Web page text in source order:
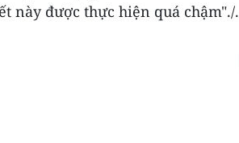
này được thực hiện quá chậm"./.